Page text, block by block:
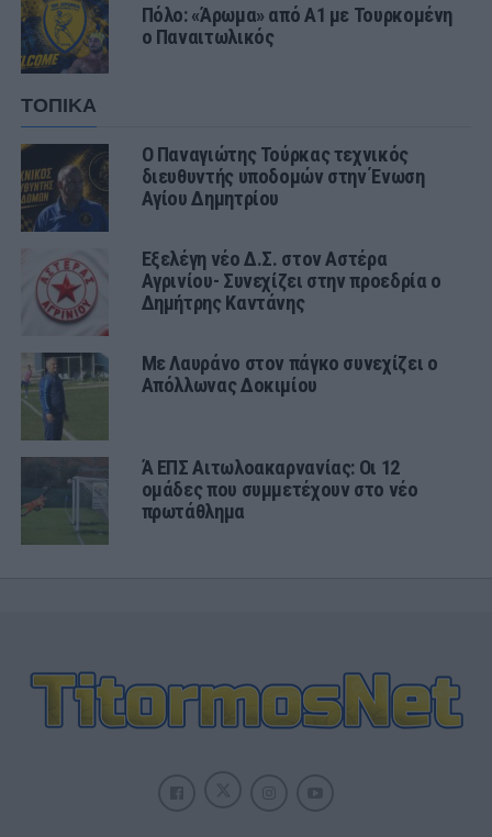
Πόλο: «Άρωμα» από Α1 με Τουρκομένη
ο Παναιτωλικός
ΤΟΠΙΚΑ
Ο Παναγιώτης Τούρκας τεχνικός
διευθυντής υποδομών στην Ένωση
Αγίου Δημητρίου
Εξελέγη νέο Δ.Σ. στον Αστέρα
Αγρινίου- Συνεχίζει στην προεδρία ο
Δημήτρης Καντάνης
Με Λαυράνο στον πάγκο συνεχίζει ο
Απόλλωνας Δοκιμίου
Ά ΕΠΣ Αιτωλοακαρνανίας: Οι 12
ομάδες που συμμετέχουν στο νέο
πρωτάθλημα